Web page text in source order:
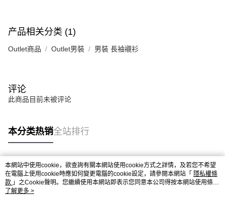
产品相关分类 (1)
Outlet商品 Outlet男裝 男裝 長袖襯衫
评论
此商品目前未被评论
本分类热销全站排行
热门标签
本網站中使用cookie，欲查詢有關本網站使用cookie方式之詳情，及若您不希望
在電腦上使用cookie時應如何變更電腦的cookie設定，請參閱本網站「 隱私權條
款 」之Cookie聲明。您繼續使用本網站即表示您同意本公司得按本網站使用條款
之Cookie聲明使用cookie。
了解更多 >